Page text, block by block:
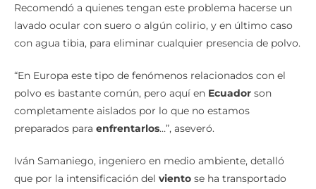
Recomendó a quienes tengan este problema hacerse un
lavado ocular con suero o algún colirio, y en último caso
con agua tibia, para eliminar cualquier presencia de polvo.
“En Europa este tipo de fenómenos relacionados con el
polvo es bastante común, pero aquí en Ecuador son
completamente aislados por lo que no estamos
preparados para enfrentarlos…”, aseveró.
Iván Samaniego, ingeniero en medio ambiente, detalló
que por la intensificación del viento se ha transportado